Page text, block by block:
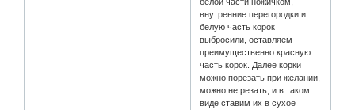
внутренние перегородки и
белую часть корок
выбросили, оставляем
преимущественно красную
часть корок. Далее корки
можно порезать при желании,
можно не резать, и в таком
виде ставим их в сухое